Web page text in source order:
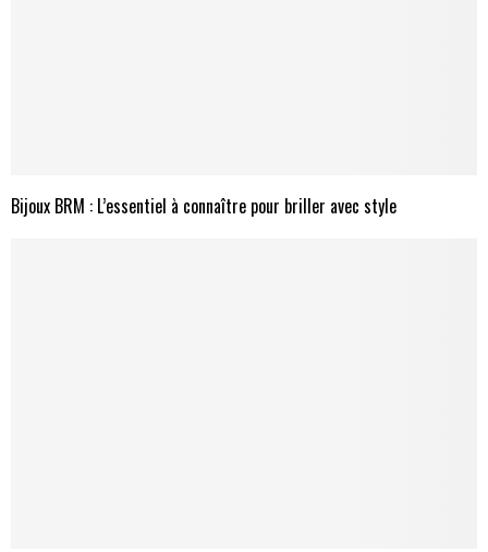
Bijoux BRM : L’essentiel à connaître pour briller avec style